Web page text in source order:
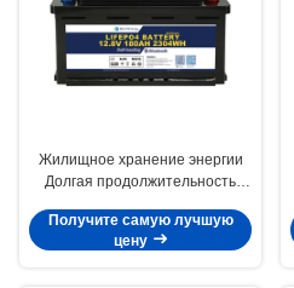
Жилищное хранение энергии
Долгая продолжительность
аккумулятор с номинальной
емкостью 180Ah и энергией
Получите самую лучшую
цену